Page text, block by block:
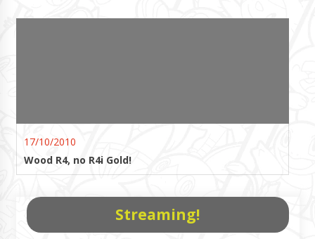
17/10/2010
Wood R4, no R4i Gold!
Streaming!